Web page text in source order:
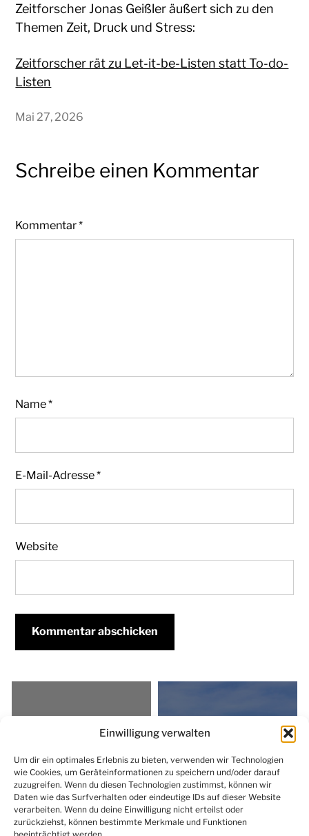
Einwilligung verwalten
Um dir ein optimales Erlebnis zu bieten, verwenden wir Technologien
wie Cookies, um Geräteinformationen zu speichern und/oder darauf
zuzugreifen. Wenn du diesen Technologien zustimmst, können wir
Daten wie das Surfverhalten oder eindeutige IDs auf dieser Website
verarbeiten. Wenn du deine Einwilligung nicht erteilst oder
zurückziehst, können bestimmte Merkmale und Funktionen
Zeitforscher Jonas Geißler äußert sich zu den
Themen Zeit, Druck und Stress:
Zeitforscher rät zu Let-it-be-Listen statt To-do-
Listen
Mai 27, 2026
Schreibe einen Kommentar
Kommentar*
Name*
E-Mail-Adresse*
Website
Achtsamkeit und
Meditation
Sexualität